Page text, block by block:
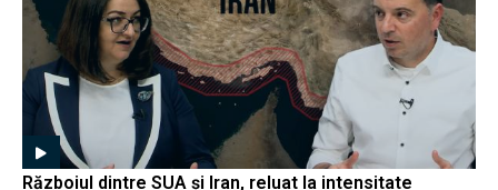
Războiul dintre SUA și Iran, reluat la intensitate